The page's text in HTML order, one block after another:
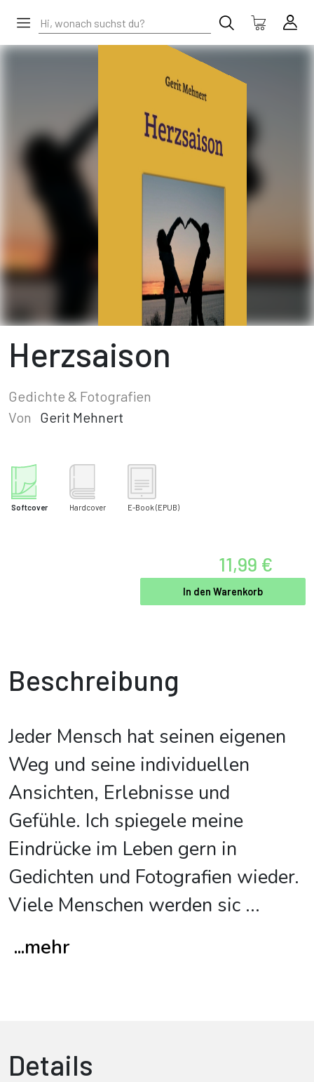
Herzsaison
Gedichte & Fotografien
Von
Gerit Mehnert
Softcover Hardcover E-Book (EPUB)
11,99 €
In den Warenkorb
Beschreibung
Jeder Mensch hat seinen eigenen
Weg und seine individuellen
Ansichten, Erlebnisse und
Gefühle. Ich spiegele meine
Eindrücke im Leben gern in
Gedichten und Fotografien wieder.
Viele Menschen werden sic ...
...mehr
Details